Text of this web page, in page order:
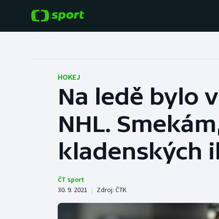
Hokej
Tenis
Atletika
Baseball a softbal
Basketbal
Biatlon
HOKEJ
Na ledě bylo
NHL.
kladenských
ČT sport
30. 9. 2021 | Zdroj: ČTK